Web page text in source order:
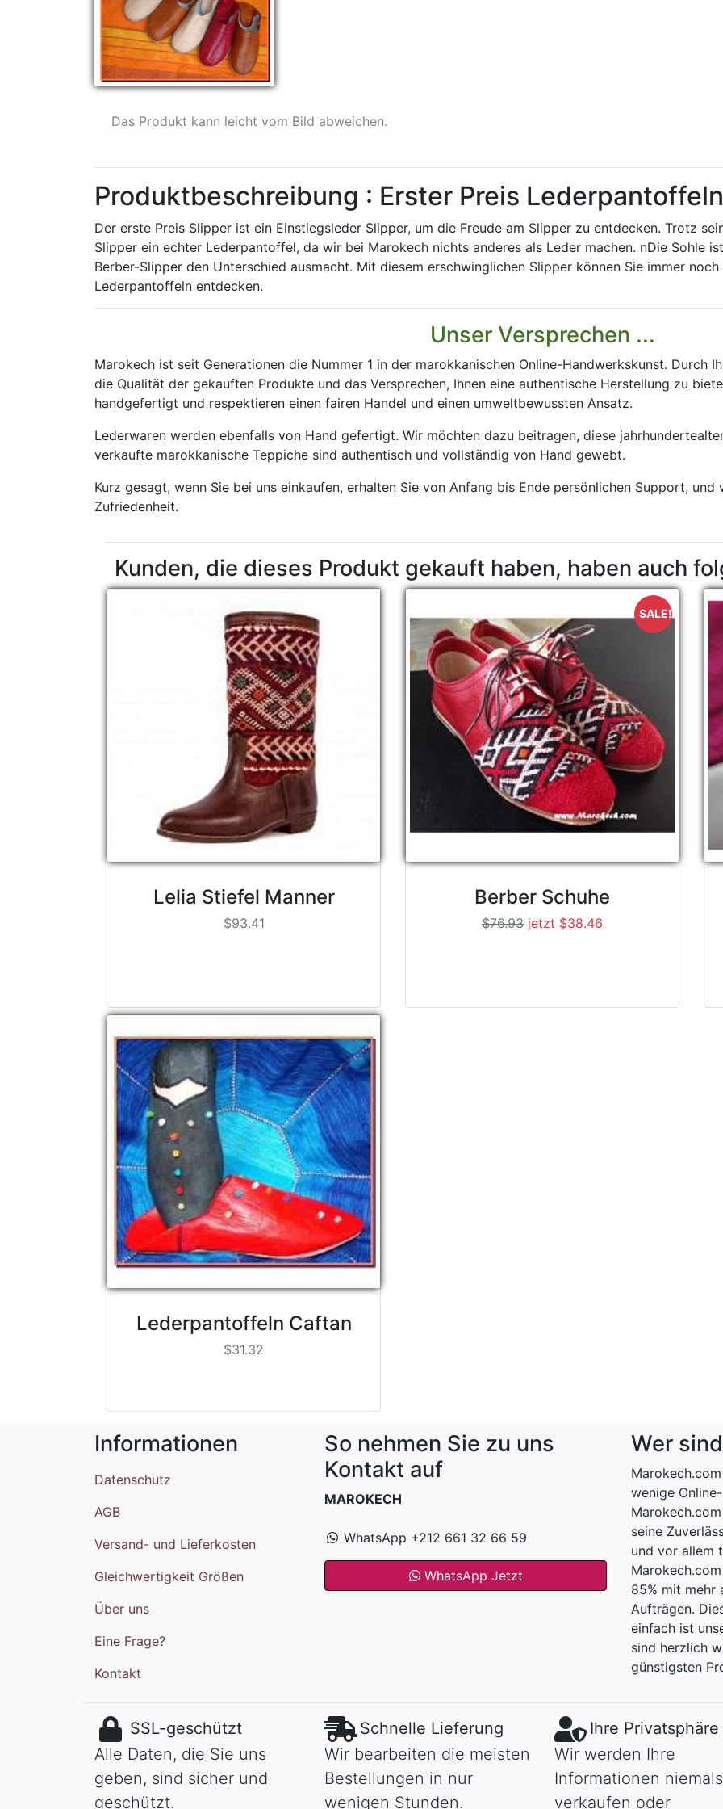
Das Produkt kann leicht vom Bild abweichen.
Produktbeschreibung : Erster Preis Lederpantoffeln
Der erste Preis Slipper ist ein Einstiegsleder Slipper, um die Freude am Slipper zu entdecken. Trotz
Slipper ein echter Lederpantoffel, da wir bei Marokech nichts anderes als Leder machen. nDie Sohle
Berber-Slipper den Unterschied ausmacht. Mit diesem erschwinglichen Slipper können Sie immer
Lederpantoffeln entdecken.
Unser Versprechen ...
Marokech ist seit Generationen die Nummer 1 in der marokkanischen Online-Handwerkskunst. Durch
die Qualität der gekauften Produkte und das Versprechen, Ihnen eine authentische Herstellung zu
handgefertigt und respektieren einen fairen Handel und einen umweltbewussten Ansatz.
Lederwaren werden ebenfalls von Hand gefertigt. Wir möchten dazu beitragen, diese
verkaufte marokkanische Teppiche sind authentisch und vollständig von Hand gewebt.
Kurz gesagt, wenn Sie bei uns einkaufen, erhalten Sie von Anfang bis Ende persönlichen Support,
Zufriedenheit.
Kunden, die dieses Produkt gekauft haben, haben auch
Lelia Stiefel Manner
$93.41
Berber Schuhe
$76.93 jetzt $38.46
SALE!
Lederpantoffeln Caftan
$31.32
Informationen
Datenschutz
AGB
Versand- und Lieferkosten
Gleichwertigkeit Größen
Über uns
Eine Frage?
Kontakt
So nehmen Sie zu uns
Kontakt auf
MAROKECH
WhatsApp +212 661 32 66 59
WhatsApp Jetzt
Wer
wenige
seine
und vor allem
85% mit mehr
Aufträgen.
einfach ist
sind herzlich
günstigsten
SSL-geschützt
Alle Daten, die Sie uns
geben, sind sicher und
geschützt.
Schnelle Lieferung
Wir bearbeiten die meisten
Bestellungen in nur
wenigen Stunden.
Ihre Privatsphäre
Wir werden Ihre
Informationen niemals
verkaufen oder